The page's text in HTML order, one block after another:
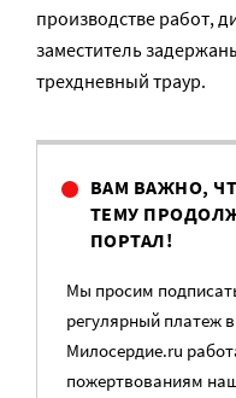
производстве работ,
заместитель
трехдневный траур.
ВАМ ВАЖНО,
ТЕМУ
ПОРТАЛ!
Мы просим
регулярный платеж
Милосердие.ru
пожертвованиям